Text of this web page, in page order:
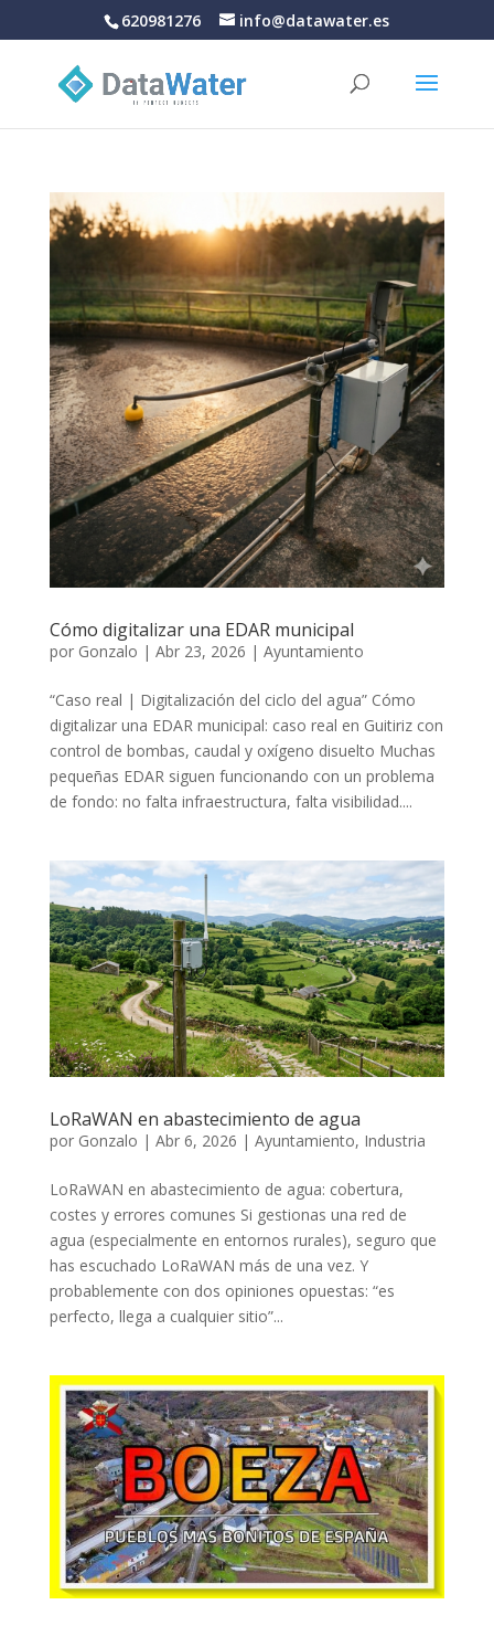
620981276 info@datawater.es
Cómo digitalizar una EDAR municipal
por Gonzalo | Abr 23, 2026 | Ayuntamiento
“Caso real | Digitalización del ciclo del agua” Cómo
digitalizar una EDAR municipal: caso real en Guitiriz con
control de bombas, caudal y oxígeno disuelto Muchas
pequeñas EDAR siguen funcionando con un problema
de fondo: no falta infraestructura, falta visibilidad....
LoRaWAN en abastecimiento de agua
por Gonzalo | Abr 6, 2026 | Ayuntamiento, Industria
LoRaWAN en abastecimiento de agua: cobertura,
costes y errores comunes Si gestionas una red de
agua (especialmente en entornos rurales), seguro que
has escuchado LoRaWAN más de una vez. Y
probablemente con dos opiniones opuestas: “es
perfecto, llega a cualquier sitio”...